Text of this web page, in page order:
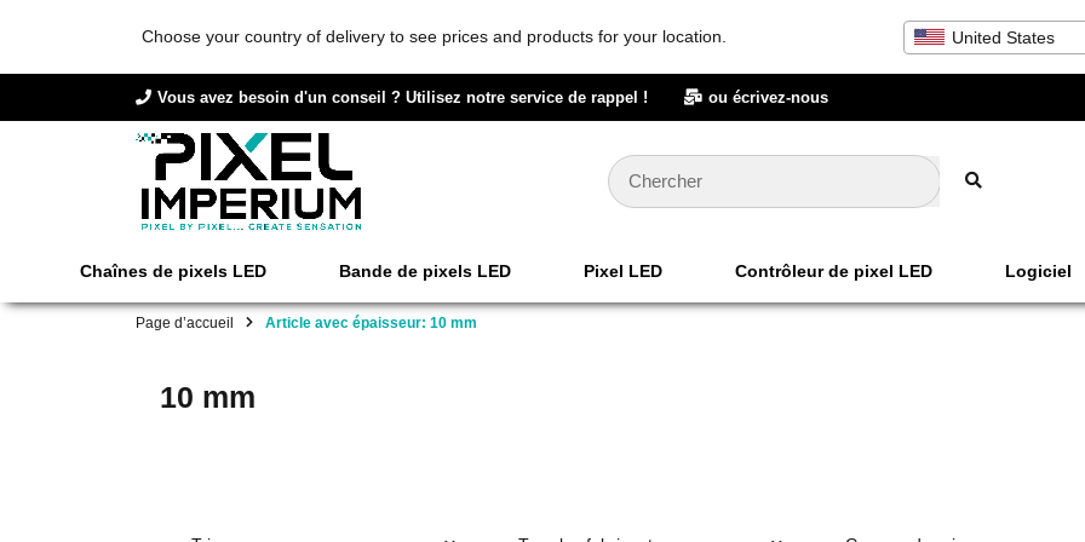
Choose your country of delivery to see prices and products for your location. United States
Vous avez besoin d'un conseil ? Utilisez notre service de rappel ! ou écrivez-nous
Chaînes de pixels LED Bande de pixels LED Pixel LED Contrôleur de pixel LED Logiciel
Page d’accueil Article avec épaisseur: 10 mm
10 mm